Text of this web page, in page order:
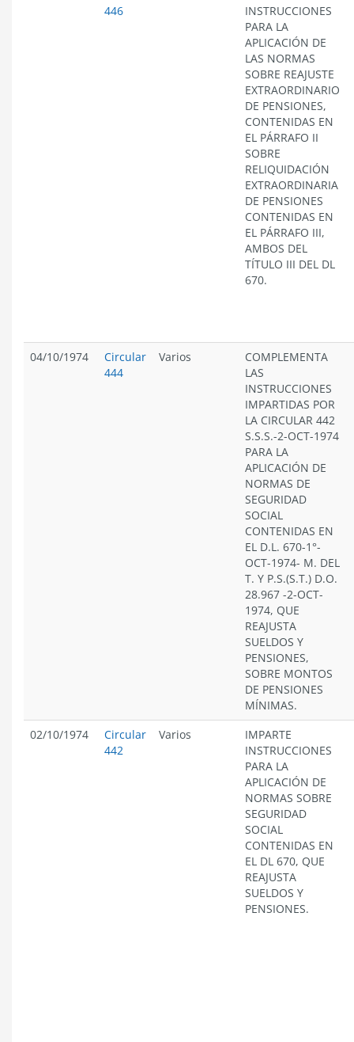
446
INSTRUCCIONES
PARA LA
APLICACIÓN DE
LAS NORMAS
SOBRE REAJUSTE
EXTRAORDINARIO
DE PENSIONES,
CONTENIDAS EN
EL PÁRRAFO II
SOBRE
RELIQUIDACIÓN
EXTRAORDINARIA
DE PENSIONES
CONTENIDAS EN
EL PÁRRAFO III,
AMBOS DEL
TÍTULO III DEL DL
670.
04/10/1974
Circular
444
Varios
COMPLEMENTA
LAS
INSTRUCCIONES
IMPARTIDAS POR
LA CIRCULAR 442
S.S.S.-2-OCT-1974
PARA LA
APLICACIÓN DE
NORMAS DE
SEGURIDAD
SOCIAL
CONTENIDAS EN
EL D.L. 670-1°-
OCT-1974- M. DEL
T. Y P.S.(S.T.) D.O.
28.967 -2-OCT-
1974, QUE
REAJUSTA
SUELDOS Y
PENSIONES,
SOBRE MONTOS
DE PENSIONES
MÍNIMAS.
02/10/1974
Circular
442
Varios
IMPARTE
INSTRUCCIONES
PARA LA
APLICACIÓN DE
NORMAS SOBRE
SEGURIDAD
SOCIAL
CONTENIDAS EN
EL DL 670, QUE
REAJUSTA
SUELDOS Y
PENSIONES.